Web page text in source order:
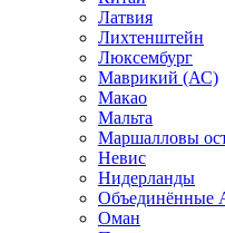
Латвия
Лихтенштейн
Люксембург
Маврикий (АС)
Макао
Мальта
Маршалловы
Нeвис
Нидерланды
Объединённые
Оман